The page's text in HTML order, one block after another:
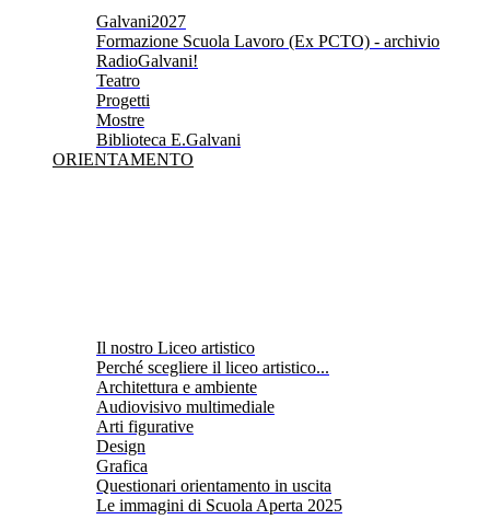
Galvani2027
Formazione Scuola Lavoro (Ex PCTO) - archivio
RadioGalvani!
Teatro
Progetti
Mostre
Biblioteca E.Galvani
ORIENTAMENTO
Il nostro Liceo artistico
Perché scegliere il liceo artistico...
Architettura e ambiente
Audiovisivo multimediale
Arti figurative
Design
Grafica
Questionari orientamento in uscita
Le immagini di Scuola Aperta 2025